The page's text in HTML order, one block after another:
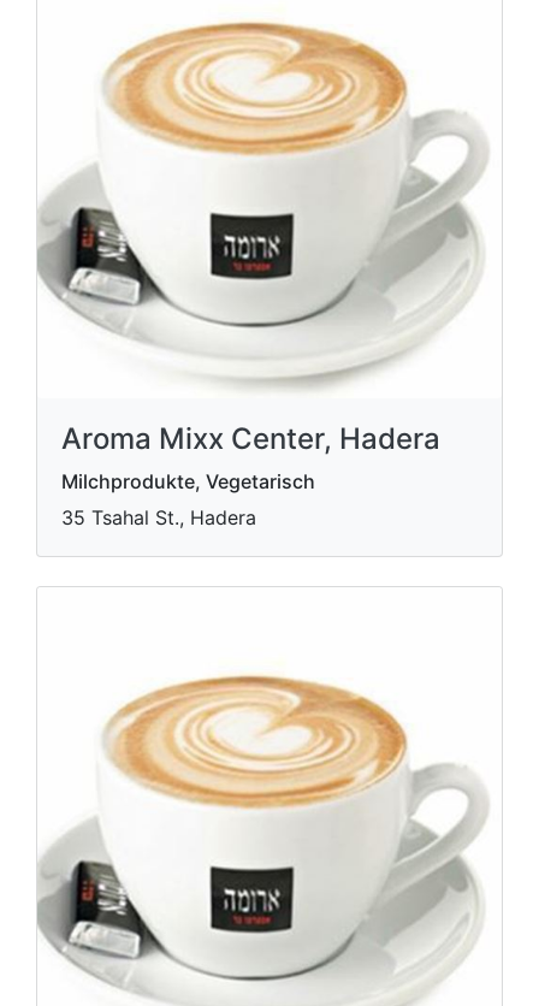
Aroma Mixx Center, Hadera
Milchprodukte, Vegetarisch
35 Tsahal St., Hadera